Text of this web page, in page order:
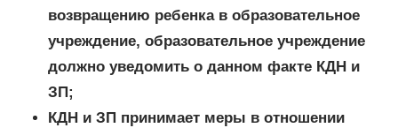
возвращению ребенка в образовательное
учреждение, образовательное учреждение
должно уведомить о данном факте КДН и
ЗП;
КДН и ЗП принимает меры в отношении